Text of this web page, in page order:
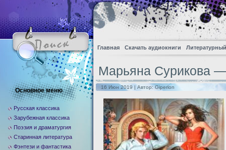
Главная Скачать аудиокниги
Марьяна Сурикова
16 Июн 2019 | Автор:Giperion
Основное меню
Русская классика
Зарубежная классика
Поэзия и драматургия
Старинная литература
Фэнтези и фантастика